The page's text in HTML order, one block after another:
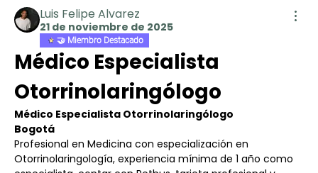
Luis Felipe Alvarez
21 de noviembre de 2025
🤝 Miembro Destacado
Médico Especialista
Otorrinolaringólogo
Médico Especialista Otorrinolaringólogo
Bogotá
Profesional en Medicina con especialización en
Otorrinolaringología, experiencia mínima de 1 año como